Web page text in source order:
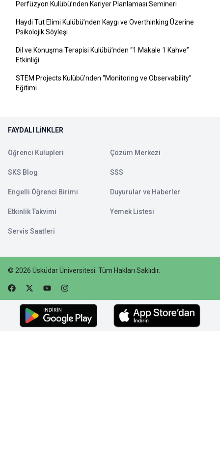
Perfüzyon Kulübü’nden Kariyer Planlaması Semineri
Haydi Tut Elimi Kulübü’nden Kaygı ve Overthinking Üzerine
Psikolojik Söyleşi
Dil ve Konuşma Terapisi Kulübü’nden “1 Makale 1 Kahve”
Etkinliği
STEM Projects Kulübü’nden “Monitoring ve Observability”
Eğitimi
FAYDALI LINKLER
Öğrenci Kulupleri Çözüm Merkezi
SKS Blog SSS
Engelli Öğrenci Birimi Duyurular ve Haberler
Etkinlik Takvimi Yemek Listesi
Servis Saatleri
© 2026 Üsküdar Üniversitesi. Tüm Hakları Saklıdır.